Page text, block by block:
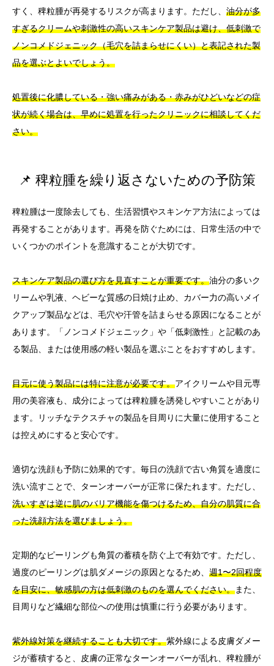
すく、稗粒腫が再発するリスクが高まります。ただし、 油分が多
すぎるクリームや刺激性の高いスキンケア製品は避け、低刺激で
ノンコメドジェニック（毛穴を詰まらせにくい）と表記された製
品を選ぶとよいでしょう。
処置後に化膿している・強い痛みがある・赤みがひどいなどの症
状が続く場合は、早めに処置を行ったクリニックに相談してくだ
さい。
📌 稗粒腫を繰り返さないための予防策
稗粒腫は一度除去しても、生活習慣やスキンケア方法によっては
再発することがあります。再発を防ぐためには、日常生活の中で
いくつかのポイントを意識することが大切です。
スキンケア製品の選び方を見直すことが重要です。油分の多いク
リームや乳液、ヘビーな質感の日焼け止め、カバー力の高いメイ
クアップ製品などは、毛穴や汗管を詰まらせる原因になることが
あります。「ノンコメドジェニック」や「低刺激性」と記載のあ
る製品、または使用感の軽い製品を選ぶことをおすすめします。
目元に使う製品には特に注意が必要です。アイクリームや目元専
用の美容液も、成分によっては稗粒腫を誘発しやすいことがあり
ます。リッチなテクスチャの製品を目周りに大量に使用すること
は控えめにすると安心です。
適切な洗顔も予防に効果的です。毎日の洗顔で古い角質を適度に
洗い流すことで、ターンオーバーが正常に保たれます。ただし、
洗いすぎは逆に肌のバリア機能を傷つけるため、自分の肌質に合
った洗顔方法を選びましょう。
定期的なピーリングも角質の蓄積を防ぐ上で有効です。ただし、
過度のピーリングは肌ダメージの原因となるため、 週1〜2回程度
を目安に、敏感肌の方は低刺激のものを選んでください。また、
目周りなど繊細な部位への使用は慎重に行う必要があります。
紫外線対策を継続することも大切です。紫外線による皮膚ダメー
ジが蓄積すると、皮膚の正常なターンオーバーが乱れ、稗粒腫が